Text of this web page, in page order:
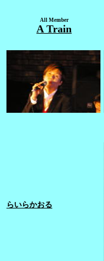
All Member
A Train
らいらかおる